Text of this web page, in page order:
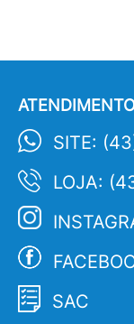
SITE:
LOJA:
SAC